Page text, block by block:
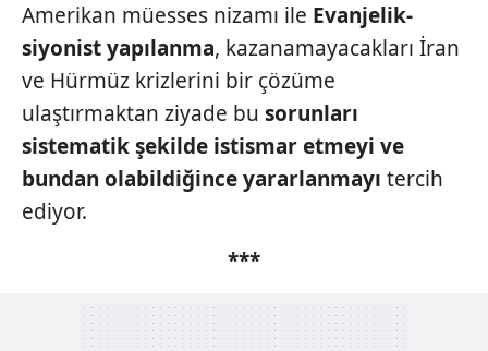
Amerikan müesses nizamı ile Evanjelik-
siyonist yapılanma, kazanamayacakları İran
ve Hürmüz krizlerini bir çözüme
ulaştırmaktan ziyade bu sorunları
sistematik şekilde istismar etmeyi ve
bundan olabildiğinceyararlanmayı tercih
ediyor.
***